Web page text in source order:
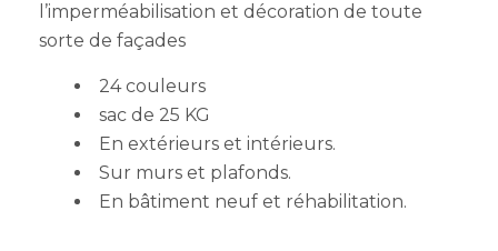
l’imperméabilisation et décoration de toute
sorte de façades
24 couleurs
sac de 25 KG
En extérieurs et intérieurs.
Sur murs et plafonds.
En bâtiment neuf et réhabilitation.